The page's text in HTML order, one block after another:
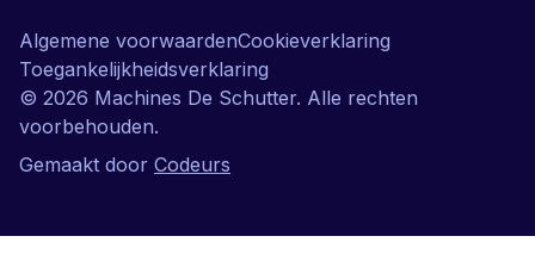
© 2026 Machines De Schutter. Alle rechten
voorbehouden.
Gemaakt door Codeurs
Algemene voorwaardenCookieverklaring
Toegankelijkheidsverklaring